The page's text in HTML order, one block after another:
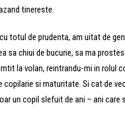
tinereste.
totul de prudenta, am uitat de
sa chiui de bucurie, sa ma
la volan, reintrandu-mi in rolul
si maturitate. Si cat de
un copil slefuit de ani – ani care